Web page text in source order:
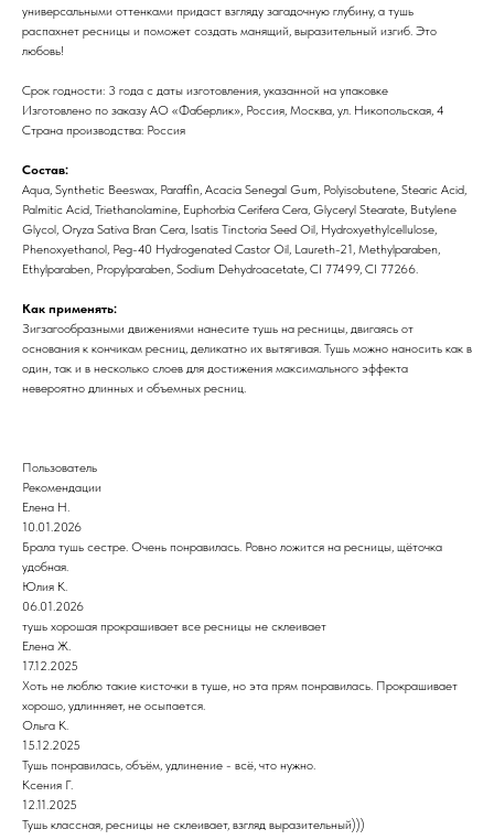
универсальными оттенками придаст взгляду загадочную глубину, а тушь
распахнет ресницы и поможет создать манящий, выразительный изгиб. Это
любовь!
Срок годности: 3 года с даты изготовления, указанной на упаковке
Изготовлено по заказу АО «Фаберлик», Россия, Москва, ул. Никопольская, 4
Страна производства: Россия
Состав:
Aqua, Synthetic Beeswax, Paraffin, Acacia Senegal Gum, Polyisobutene, Stearic Acid,
Palmitic Acid, Triethanolamine, Euphorbia Cerifera Cera, Glyceryl Stearate, Butylene
Glycol, Oryza Sativa Bran Cera, Isatis Tinctoria Seed Oil, Hydroxyethylcellulose,
Phenoxyethanol, Peg-40 Hydrogenated Castor Oil, Laureth-21, Methylparaben,
Ethylparaben, Propylparaben, Sodium Dehydroacetate, CI 77499, CI 77266.
Как применять:
Зигзагообразными движениями нанесите тушь на ресницы, двигаясь от
основания к кончикам ресниц, деликатно их вытягивая. Тушь можно наносить как в
один, так и в несколько слоев для достижения максимального эффекта
невероятно длинных и объемных ресниц.
Пользователь
Рекомендации
Елена Н.
10.01.2026
Брала тушь сестре. Очень понравилась. Ровно ложится на ресницы, щёточка
удобная.
Юлия К.
06.01.2026
тушь хорошая прокрашивает все ресницы не склеивает
Елена Ж.
17.12.2025
Хоть не люблю такие кисточки в туше, но эта прям понравилась. Прокрашивает
хорошо, удлинняет, не осыпается.
Ольга К.
15.12.2025
Тушь понравилась, объём, удлинение - всё, что нужно.
Ксения Г.
12.11.2025
Тушь классная, ресницы не склеивает, взгляд выразительный)))